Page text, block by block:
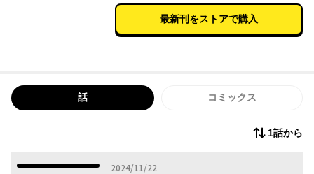
最新刊をストアで購入
話 コミックス
1話から
2024/11/22
2024年11月22日